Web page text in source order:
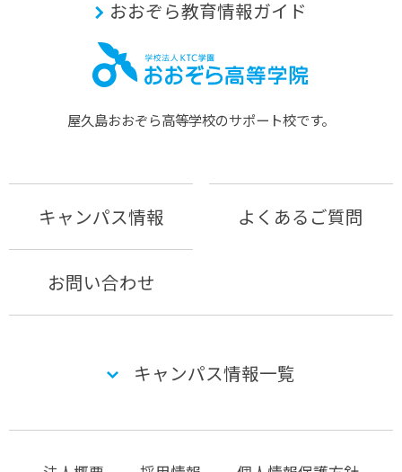
おおぞら教育情報ガイド
屋久島おおぞら⾼等学校のサポート校です。
キャンパス情報 よくあるご質問
お問い合わせ
キャンパス情報一覧